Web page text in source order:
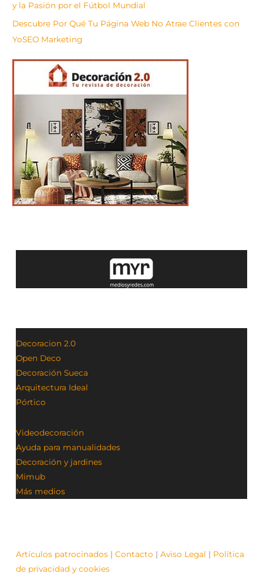
y la Pasión por el Fútbol Mundial
Descubre Por Qué Tu Página Web No Atrae Clientes con
YoSEO Marketing
Decoracion 2.0
Open Deco
Decoración Sueca
Arquitectura Ideal
Pórtico
Videodecoración
Ayuda para manualidades
Decoración y jardines
Mimub
Más medios
Artículos patrocinados |Contacto |Aviso Legal | Política
de privacidad y cookies